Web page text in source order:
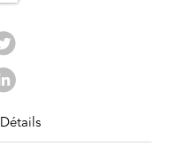
Détails